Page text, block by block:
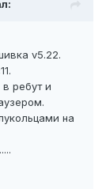
v5.22.
ребут и
на